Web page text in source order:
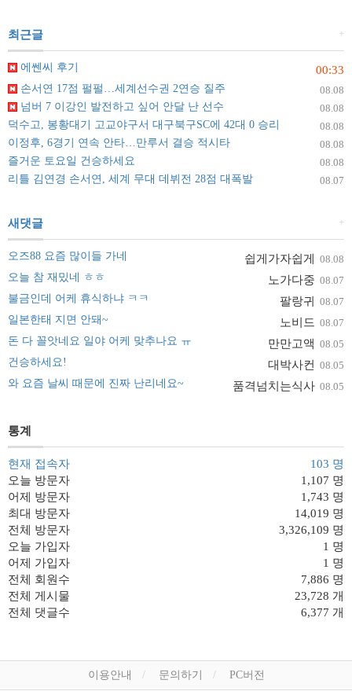
+
최근글
00:33
에쎈씨 후기
08.08
손서연 17점 펄펄…세계선수권 2연승 질주
08.08
넘버 7 이강인 발전하고 싶어 안달 난 선수
08.08
덕수고, 봉황대기 고교야구서 대구북구SC에 42대 0 승리
08.08
이정후, 6경기 연속 안타…만루서 결승 적시타
08.08
즐거운 토요일 건승하세요
08.07
리틀 김연경 손서연, 세계 무대 데뷔전 28점 대폭발
+
새댓글
쉽게가자쉽게 08.08
오즈88 요즘 많이들 가네
노가다중 08.07
오늘 참 재밌네 ㅎㅎ
팔랑귀 08.07
불금인데 어케 휴식하냐 ㅋㅋ
노비드 08.07
일본한태 지면 안돼~
만만고액 08.05
돈 다 꼴앗네요 일야 어케 맞추나요 ㅠ
대박사컨 08.05
건승하세요!
품격넘치는식사 08.05
와 요즘 날씨 때문에 진짜 난리네요~
통계
현재 접속자
103 명
오늘 방문자
1,107 명
어제 방문자
1,743 명
최대 방문자
14,019 명
전체 방문자
3,326,109 명
오늘 가입자
1 명
어제 가입자
1 명
전체 회원수
7,886 명
전체 게시물
23,728 개
전체 댓글수
6,377 개
이용안내 문의하기 PC버전